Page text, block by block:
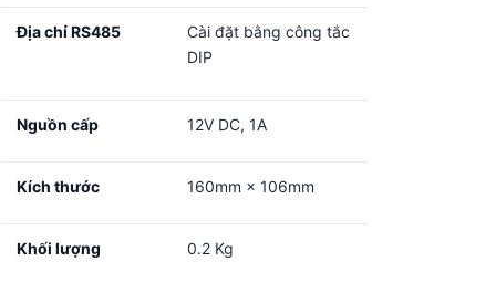
Địa chỉ RS485
Cài đặt bằng công tắc
DIP
Nguồn cấp 12V DC, 1A
Kích thước 160mm × 106mm
Khối lượng 0.2 Kg